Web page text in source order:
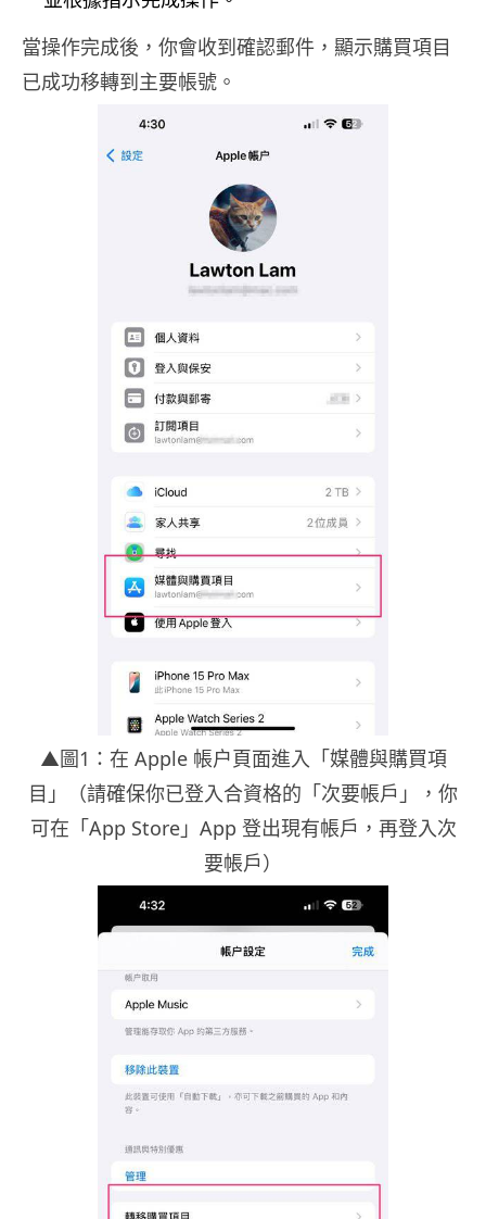
當操作完成後，你會收到確認郵件，顯示購買項目
已成功移轉到主要帳號。
▲圖1：在 Apple 帳户頁面進入「媒體與購買項
目」（請確保你已登入合資格的「次要帳戶」，你
可在「App Store」App 登出現有帳戶，再登入次
要帳戶）